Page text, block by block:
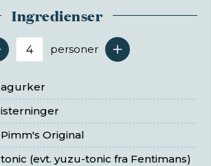
Ingredienser
Antal serveringer
personer
agurker
isterninger
Pimm's Original
tonic (evt. yuzu-tonic fra Fentimans)